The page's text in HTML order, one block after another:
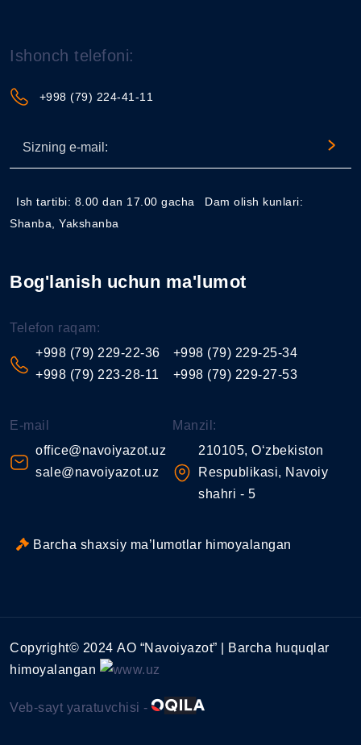
Ishonch telefoni:
+998 (79) 224-41-11
Ish tartibi: 8.00 dan 17.00 gacha
Dam olish kunlari:
Shanba, Yakshanba
Bog'lanish uchun ma'lumot
Telefon raqam:
+998 (79) 229-22-36
+998 (79) 223-28-11
+998 (79) 229-25-34
+998 (79) 229-27-53
E-mail
office@navoiyazot.uz
sale@navoiyazot.uz
Manzil:
210105, O‘zbekiston
Respublikasi, Navoiy
shahri - 5
Barcha shaxsiy ma’lumotlar himoyalangan
Copyright© 2024 АО “Navoiyazot” | Barcha huquqlar
himoyalangan
Veb-sayt yaratuvchisi -